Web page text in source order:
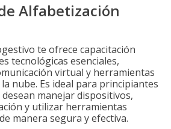
Alfabetización
te ofrece capacitación
tecnológicas esenciales,
virtual y herramientas
nube. Es ideal para principiantes
manejar dispositivos,
y utilizar herramientas
manera segura y efectiva.